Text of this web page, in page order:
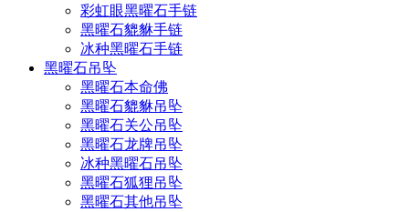
彩虹眼黑曜石手链
黑曜石貔貅手链
冰种黑曜石手链
黑曜石吊坠
黑曜石本命佛
黑曜石貔貅吊坠
黑曜石关公吊坠
黑曜石龙牌吊坠
冰种黑曜石吊坠
黑曜石狐狸吊坠
黑曜石其他吊坠